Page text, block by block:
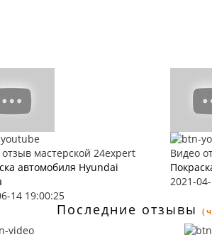
мастерской 24expert
автомобиля Hyundai
14 19:00:25
Видео
2021-
Последние отзывы